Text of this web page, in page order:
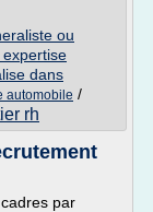
ou
dans
automobile /
rh
par